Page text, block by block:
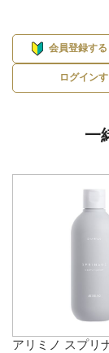
会員登録する
ログイン
一
アリミノ スプリ